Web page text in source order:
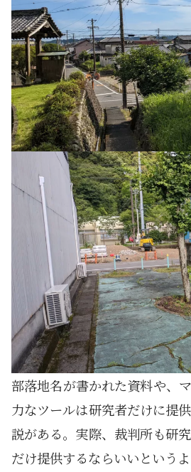
部落地名が書かれた資料や、
力なツールは研究者だけに提
説がある。実際、裁判所も研
だけ提供するならいいというよ